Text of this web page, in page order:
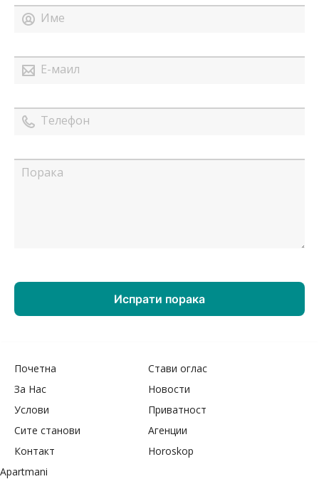
Почетна
Стави оглас
За Нас
Новости
Услови
Приватност
Сите станови
Агенции
Контакт
Horoskop
Apartmani